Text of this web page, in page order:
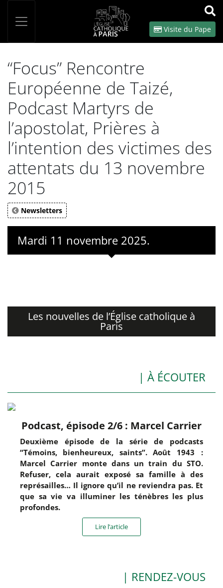
OK
Visite du Pape
“Focus” Rencontre
Européenne de Taizé,
Podcast Martyrs de
l’apostolat, Prières à
l’intention des victimes des
attentats du 13 novembre
2015
Newsletters
Mardi 11 novembre 2025.
Les nouvelles de l’Église catholique à
Paris
| À ÉCOUTER
Podcast, épisode 2/6 : Marcel Carrier
Deuxième épisode de la série de podcasts
“Témoins, bienheureux, saints”. Août 1943 :
Marcel Carrier monte dans un train du STO.
Refuser, cela aurait exposé sa famille à des
représailles… Il ignore qu’il ne reviendra pas. Et
que sa vie va illuminer les ténèbres les plus
profondes.
Lire l’article
| RENDEZ-VOUS
Panneau de gestion des cookies